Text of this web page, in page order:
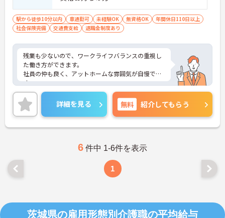
駅から徒歩10分以内 車通勤可 未経験OK 無資格OK
年間休日110日以上
社会保険完備
交通費支給 退職金制度あり
残業も少ないので、ワークライフバランスの重視し
た働き方ができます。
社員の仲も良く、アットホームな雰囲気が自慢で
す。
ご興味ある方には、面接対策ポイントなど、詳細を
お話しいたしますのでお気軽にご相談ください。
詳細を見る 無料 紹介してもらう
6 件中 1-6件を表示
1
茨城県の雇用形態別介護職の平均給与